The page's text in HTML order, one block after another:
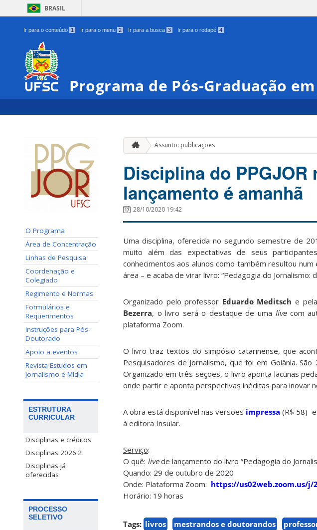
BRASIL
Ir para o conteúdo 1 Ir para o menu 2 Ir para a busca 3 Ir para o rodapé 4
Programa de Pós-Graduação
O Programa
Área de Concentração
Linhas de Pesquisa
Coordenação e
Colegiado
Regimento e Normas
Formulários e
Requerimentos
Instruções para Pós-
Doutorado
Apoio a eventos
Revista Estudos em
Jornalismo e Mídia
ESTRUTURA
CURRICULAR
Disciplinas e créditos
Disciplinas 2026.2
Disciplinas já
oferecidas
PROCESSO
SELETIVO
Assunto: publicações
Disciplina do
lançamento é amanhã
28/10/2020 19:42
Uma disciplina, oferecida no segundo semestre de
muito além das expectativas de seus
conhecimentos aos alunos como também resultou
área – e acaba de virar livro: “Pedagogia do Jornalismo:
Organizado pelo professor Eduardo Meditsch e
Bezerra, o livro será o destaque de uma livecom
plataforma Zoom.
O livro traz textos do simpósio catarinense, que
Pesquisadores de Jornalismo, que foi em Goiânia.
Organizado em três seções, o livro aponta lacunas
onde partir e aponta perspectivas inéditas para inovar
A obra está disponível nas versões impressa (R$ 58) e
à editora Insular.
Serviço:
O quê: livede lançamento do livro “Pedagogia do
Quando: 29 de outubro de 2020
Onde: Plataforma Zoom: https://us02web.zoom.us/j/
Horário: 19 horas
Tags: livros mestrandos e doutorandos